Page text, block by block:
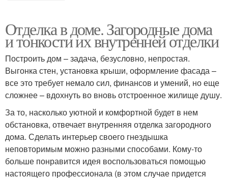
Отделка в доме. Загородные дома
и тонкости их внутренней отделки
Построить дом – задача, безусловно, непростая.
Выгонка стен, установка крыши, оформление фасада –
все это требует немало сил, финансов и умений, но еще
сложнее – вдохнуть во вновь отстроенное жилище душу.
За то, насколько уютной и комфортной будет в нем
обстановка, отвечает внутренняя отделка загородного
дома. Сделать интерьер своего гнездышка
неповторимым можно разными способами. Кому-то
больше понравится идея воспользоваться помощью
настоящего профессионала (в этом случае придется